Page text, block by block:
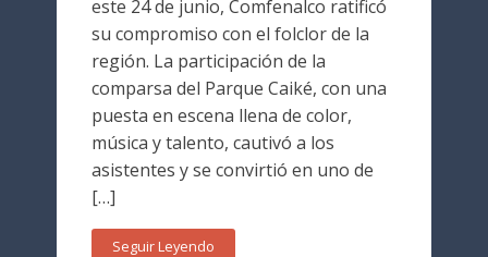
este 24 de junio, Comfenalco ratificó
su compromiso con el folclor de la
región. La participación de la
comparsa del Parque Caiké, con una
puesta en escena llena de color,
música y talento, cautivó a los
asistentes y se convirtió en uno de
[…]
Seguir Leyendo